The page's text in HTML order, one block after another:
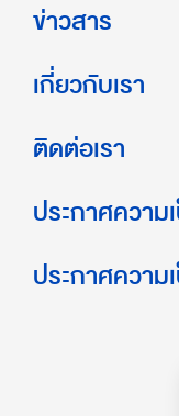
ข่าวสาร
เกี่ยวกับเรา
ติดต่อเรา
ประกาศความ
ประกาศควา